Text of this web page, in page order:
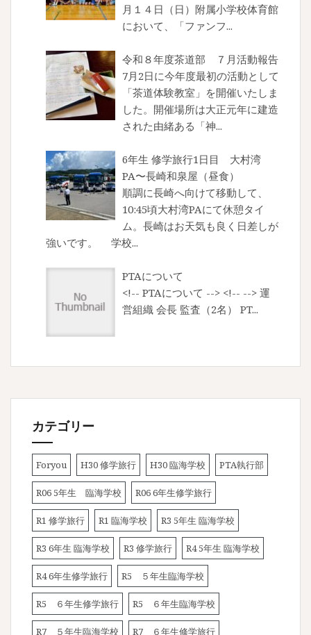
月１４日（日）附属小学校体育館
において、「ファンフ...
令和８年度茶道部 ７月活動報告
7月2日に今年度最初の活動として
「茶道体験教室」を開催いたしま
した。開催場所は大正元年に建造
された由緒ある「神...
6年生 修学旅行1日目 大村湾
PA〜長崎和泉屋（昼食）
順調に長崎へ向けて移動して、
10:45頃大村湾PAにて休憩タイ
ム。長崎はお天気も良く日差しが
強いです。 学校...
PTAについて
<!-- PTAについて --> <!-- --> 運
営組織 会長 監査（2名） PT...
カテゴリー
Foryou H30 修学旅行 H30 臨海学校 PTA執行部
R06 5年生 臨海学校 R06 6年生修学旅行
R1 修学旅行 R1 臨海学校 R3 5年生 臨海学校
R3 6年生 臨海学校 R3 修学旅行 R4 5年生 臨海学校
R4 6年生修学旅行 R5 ５年生臨海学校
R5 ６年生修学旅行 R5 ６年生臨海学校
R7 ５年生臨海学校 R7 ６年生修学旅行